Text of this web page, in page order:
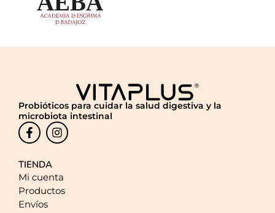
Probióticos para cuidar la salud digestiva y la
microbiota intestinal
TIENDA
Mi cuenta
Productos
Envíos